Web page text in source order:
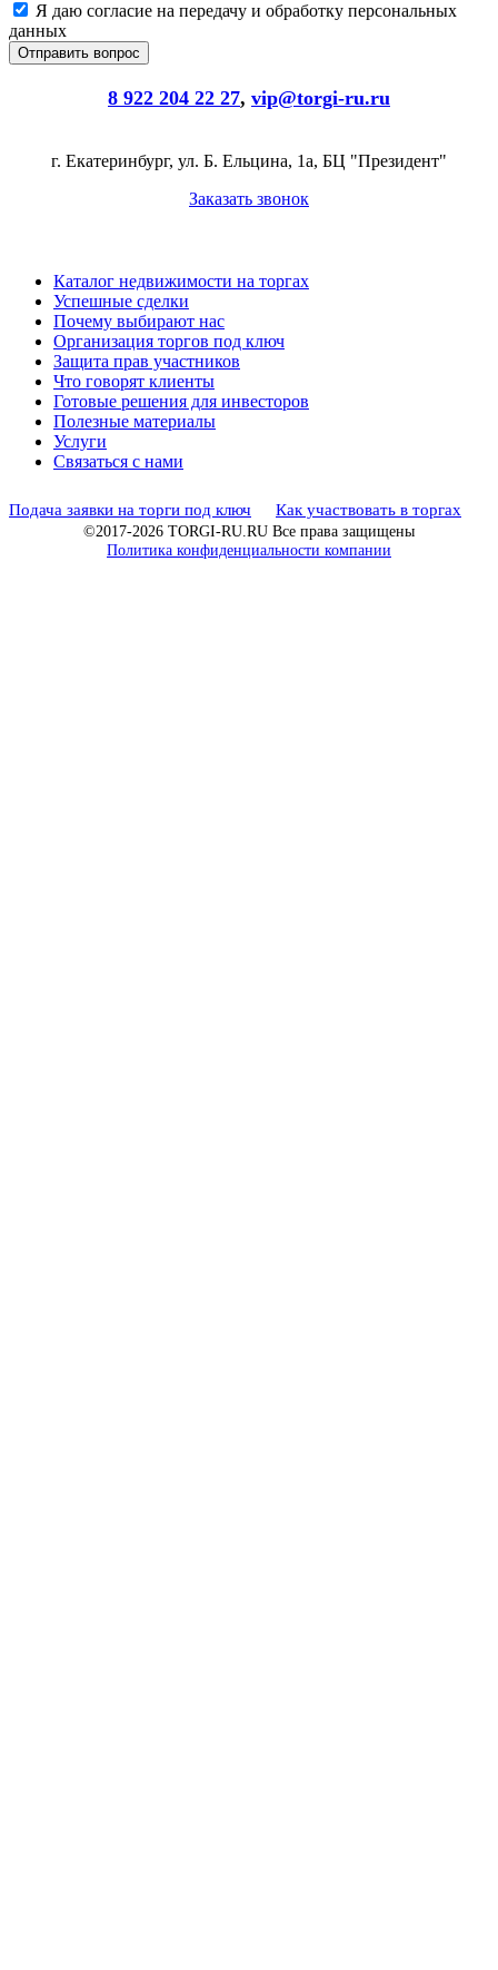
Я даю согласие на передачу и обработку персональных
данных
8 922 204 22 27, vip@torgi-ru.ru
г. Екатеринбург, ул. Б. Ельцина, 1а, БЦ "Президент"
Заказать звонок
Каталог недвижимости на торгах
Успешные сделки
Почему выбирают нас
Организация торгов под ключ
Защита прав участников
Что говорят клиенты
Готовые решения для инвесторов
Полезные материалы
Услуги
Связаться с нами
Подача заявки на торги под ключ
Как участвовать в торгах
©2017-2026 TORGI-RU.RU Все права защищены
Политика конфиденциальности компании